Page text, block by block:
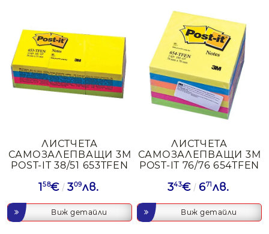
ЛИСТЧЕТА
САМОЗАЛЕПВАЩИ 3М
POST-IT 38/51 653TFEN
158€ 309лв.
Виж детайли
ЛИСТЧЕТА
САМОЗАЛЕПВАЩИ 3М
POST-IT 76/76 654TFEN
343€ 671лв.
Виж детайли